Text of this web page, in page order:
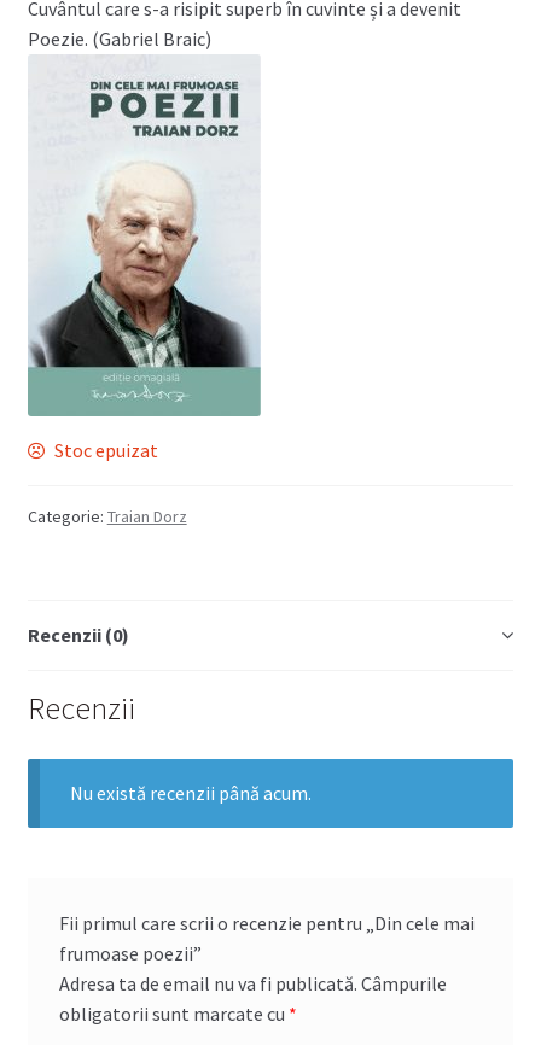
Cuvântul care s-a risipit superb în cuvinte și a devenit
Poezie. (Gabriel Braic)
Stoc epuizat
Categorie: Traian Dorz
Recenzii (0)
Recenzii
Nu există recenzii până acum.
Fii primul care scrii o recenzie pentru „Din cele mai
frumoase poezii”
Adresa ta de email nu va fi publicată. Câmpurile
obligatorii sunt marcate cu *